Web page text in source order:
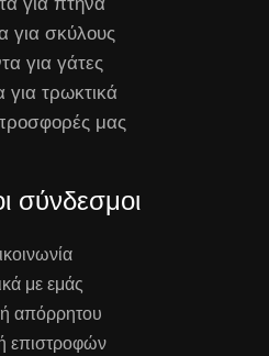
για σκύλους
για γάτες
για τρωκτικά
προσφορές μας
σύνδεσμοι
με εμάς
απόρρητου
επιστροφών